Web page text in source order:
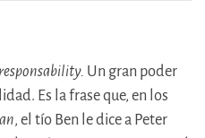
Un gran poder
Es la frase que, en los
, el tío Ben le dice a Peter